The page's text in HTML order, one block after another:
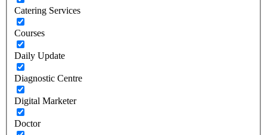
Catering Services
Courses
Daily Update
Diagnostic Centre
Digital Marketer
Doctor